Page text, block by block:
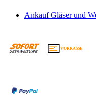
Ankauf Gläser und
VORKASSE